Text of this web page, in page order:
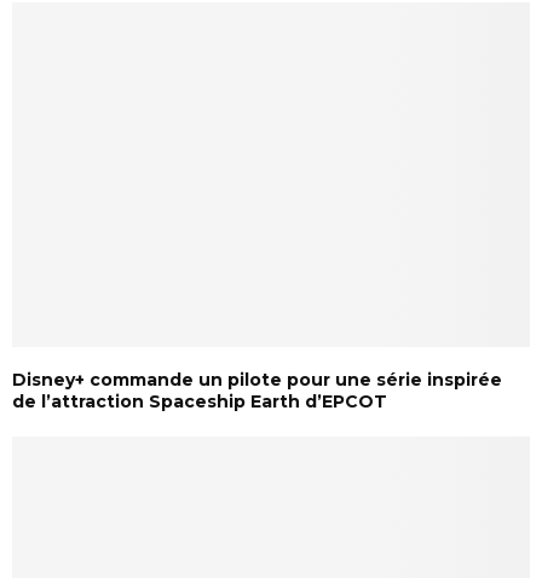
Disney+ commande un pilote pour une série inspirée
de l’attraction Spaceship Earth d’EPCOT